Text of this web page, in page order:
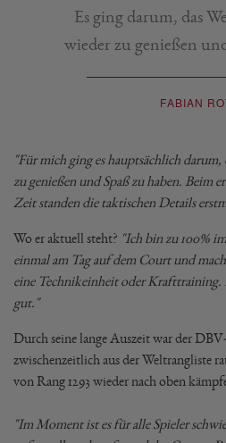
Es ging darum, das
wieder zu genießen
FABIAN
"Für mich ging es hauptsächlich
zu genießen und Spaß zu haben. Beim
Zeit standen die taktischen Details
Wo er aktuell steht? "Ich bin zu 100%
einmal am Tag auf dem Court und
eine Technikeinheit oder Krafttraining.
gut."
Durch seine lange Auszeit war der
zwischenzeitlich aus der Weltrangliste
von Rang 1293 wieder nach oben
"Im Moment ist es für alle Spieler